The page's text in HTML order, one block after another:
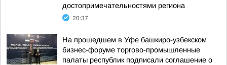
достопримечательностями региона
20:37
На прошедшем в Уфе башкиро-узбекском
бизнес-форуме торгово-промышленные
палаты республик подписали соглашение о